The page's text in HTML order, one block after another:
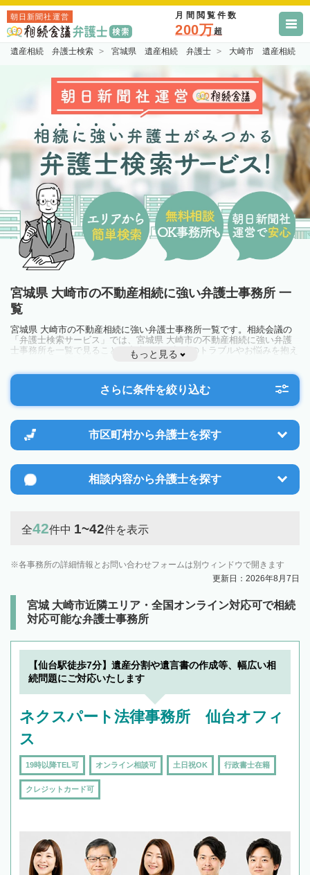
朝日新聞社運営 月間閲覧件数
200万超
遺産相続 弁護士検索 宮城県 遺産相続 弁護士 大崎市 遺産相続
宮城県 大崎市の不動産相続に強い弁護士事務所 一
覧
宮城県 大崎市の不動産相続に強い弁護士事務所一覧です。相続会議の
「弁護士検索サービス」では、宮城県 大崎市の不動産相続に強い弁護
士事務所を一覧で見ることが出来ます。相続のトラブルやお悩みを抱え
ている方は一度近隣の弁護士に相談してみましょう。
もっと見る
さらに条件を絞り込む
市区町村から弁護士を探す
相談内容から弁護士を探す
全42件中 1~42件を表示
各事務所の詳細情報とお問い合わせフォームは別ウィンドウで開きます
更新日：2026年8月7日
宮城 大崎市近隣エリア・全国オンライン対応可で相続
対応可能な弁護士事務所
【仙台駅徒歩7分】遺産分割や遺言書の作成等、幅広い相
続問題にご対応いたします
ネクスパート法律事務所 仙台オフィ
ス
19時以降TEL可 オンライン相談可 土日祝OK 行政書士在籍
クレジットカード可